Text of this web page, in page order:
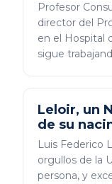
Profesor
director del
en el Hospital
sigue
Leloir, un
de su
Luis Federico
orgullos de la
persona, y